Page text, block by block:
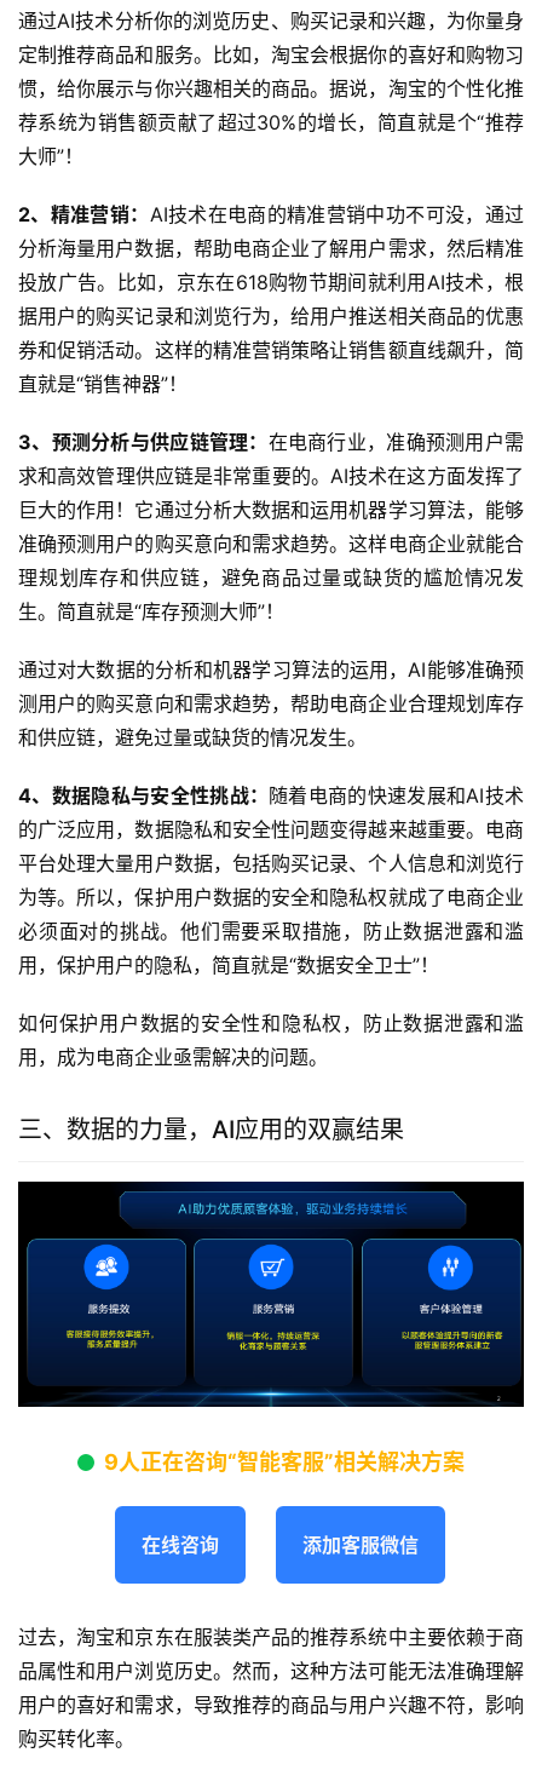
通过AI技术分析你的浏览历史、购买记录和兴趣，为你量身
定制推荐商品和服务。比如，淘宝会根据你的喜好和购物习
惯，给你展示与你兴趣相关的商品。据说，淘宝的个性化推
荐系统为销售额贡献了超过30%的增长，简直就是个“推荐
大师”！
2、精准营销： AI技术在电商的精准营销中功不可没，通过
分析海量用户数据，帮助电商企业了解用户需求，然后精准
投放广告。比如，京东在618购物节期间就利用AI技术，根
据用户的购买记录和浏览行为，给用户推送相关商品的优惠
券和促销活动。这样的精准营销策略让销售额直线飙升，简
直就是“销售神器”！
3、预测分析与供应链管理： 在电商行业，准确预测用户需
求和高效管理供应链是非常重要的。AI技术在这方面发挥了
巨大的作用！它通过分析大数据和运用机器学习算法，能够
准确预测用户的购买意向和需求趋势。这样电商企业就能合
理规划库存和供应链，避免商品过量或缺货的尴尬情况发
生。简直就是“库存预测大师”！
通过对大数据的分析和机器学习算法的运用，AI能够准确预
测用户的购买意向和需求趋势，帮助电商企业合理规划库存
和供应链，避免过量或缺货的情况发生。
4、数据隐私与安全性挑战： 随着电商的快速发展和AI技术
的广泛应用，数据隐私和安全性问题变得越来越重要。电商
平台处理大量用户数据，包括购买记录、个人信息和浏览行
为等。所以，保护用户数据的安全和隐私权就成了电商企业
必须面对的挑战。他们需要采取措施，防止数据泄露和滥
用，保护用户的隐私，简直就是“数据安全卫士”！
如何保护用户数据的安全性和隐私权，防止数据泄露和滥
用，成为电商企业亟需解决的问题。
三、数据的力量，AI应用的双赢结果
9人正在咨询“智能客服”相关解决方案
在线咨询 添加客服微信
过去，淘宝和京东在服装类产品的推荐系统中主要依赖于商
品属性和用户浏览历史。然而，这种方法可能无法准确理解
用户的喜好和需求，导致推荐的商品与用户兴趣不符，影响
购买转化率。